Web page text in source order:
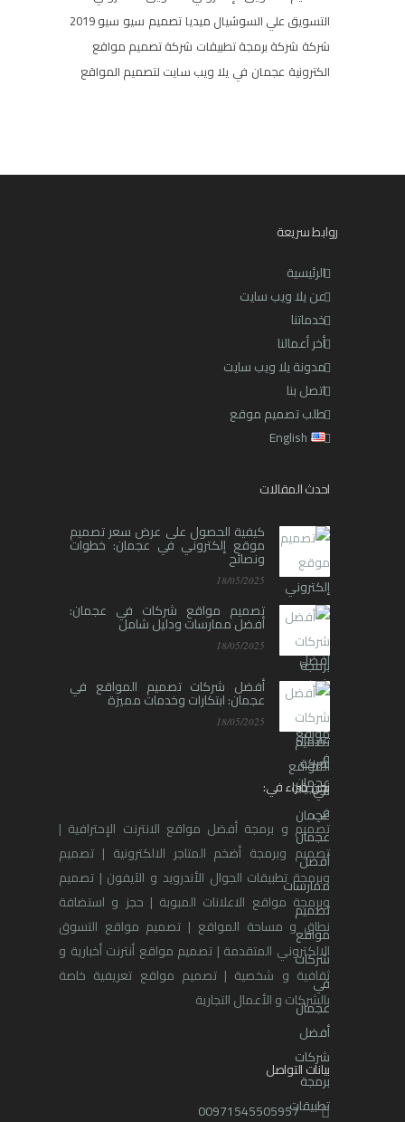
التسويق علي السوشيال ميديا تصميم سيو سيو 2019
شركة شركة برمجة تطبيقات شركة تصميم مواقع
الكترونية عجمان في يلا ويب سايت لتصميم المواقع
روابط سريعة
الرئيسية
عن يلا ويب سايت
خدماتنا
أخر أعمالنا
مدونة يلا ويب سايت
اتصل بنا
طلب تصميم موقع
English
احدث المقالات
كيفية الحصول على عرض سعر تصميم
موقع إلكتروني في عجمان: خطوات
ونصائح
18/05/2025
تصميم مواقع شركات في عجمان:
أفضل ممارسات ودليل شامل
18/05/2025
أفضل شركات تصميم المواقع في
عجمان: ابتكارات وخدمات مميزة
18/05/2025
نحن خبراء في:
تصميم و برمجة أفضل مواقع الانترنت الإحترافية |
تصميم وبرمجة أضخم المتاجر الالكترونية | تصميم
وبرمجة تطبيقات الجوال الأندرويد و الآيفون | تصميم
وبرمجة مواقع الاعلانات المبوبة | حجز و استضافة
نطاق و مساحة المواقع | تصميم مواقع التسوق
الالكتروني المتقدمة | تصميم مواقع أنترنت أخبارية و
ثقافية و شخصية | تصميم مواقع تعريفية خاصة
بالشركات و الأعمال التجارية
بيانات التواصل
00971545505957